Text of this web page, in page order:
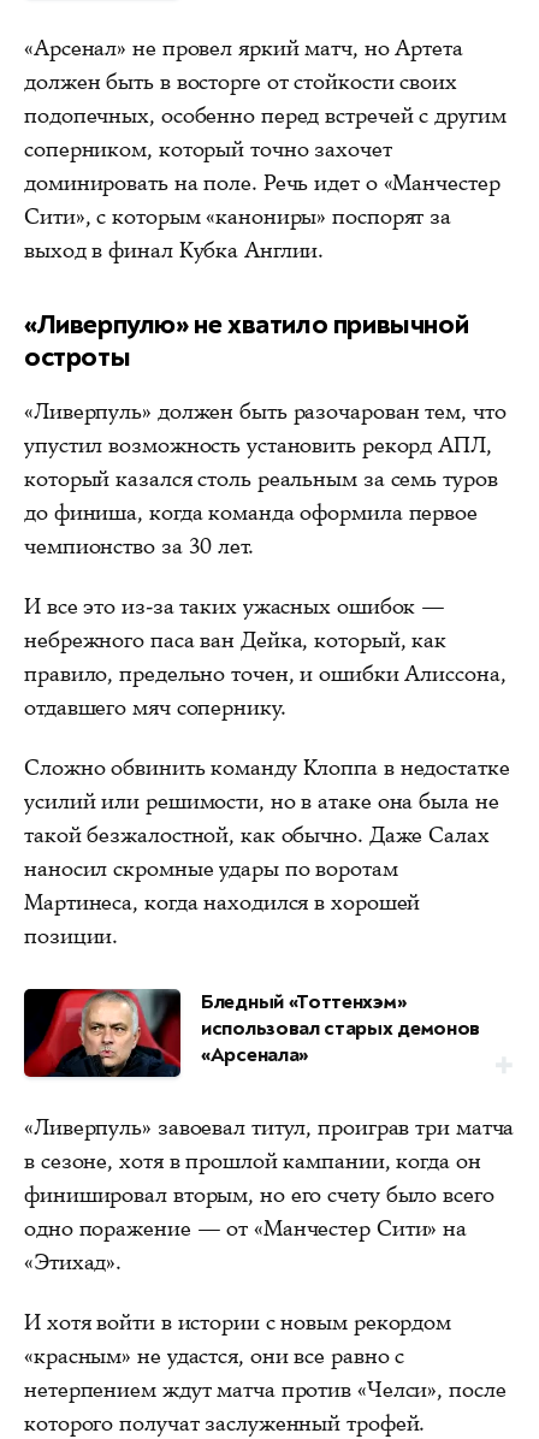
«Арсенал» не провел яркий матч, но Артета
должен быть в восторге от стойкости своих
подопечных, особенно перед встречей с другим
соперником, который точно захочет
доминировать на поле. Речь идет о «Манчестер
Сити», с которым «канониры» поспорят за
выход в финал Кубка Англии.
«Ливерпулю» не хватило привычной
остроты
«Ливерпуль» должен быть разочарован тем, что
упустил возможность установить рекорд АПЛ,
который казался столь реальным за семь туров
до финиша, когда команда оформила первое
чемпионство за 30 лет.
И все это из-за таких ужасных ошибок —
небрежного паса ван Дейка, который, как
правило, предельно точен, и ошибки Алиссона,
отдавшего мяч сопернику.
Сложно обвинить команду Клоппа в недостатке
усилий или решимости, но в атаке она была не
такой безжалостной, как обычно. Даже Салах
наносил скромные удары по воротам
Мартинеса, когда находился в хорошей
позиции.
Бледный «Тоттенхэм»
использовал старых демонов
«Арсенала»
«Ливерпуль» завоевал титул, проиграв три матча
в сезоне, хотя в прошлой кампании, когда он
финишировал вторым, но его счету было всего
одно поражение — от «Манчестер Сити» на
«Этихад».
И хотя войти в истории с новым рекордом
«красным» не удастся, они все равно с
нетерпением ждут матча против «Челси», после
которого получат заслуженный трофей.